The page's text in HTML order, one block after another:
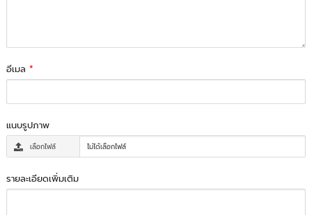
อีเมล*
แนบรูปภาพ
เลือกไฟล์ ไม่ได้เลือกไฟล์
รายละเอียดเพิ่มเติม